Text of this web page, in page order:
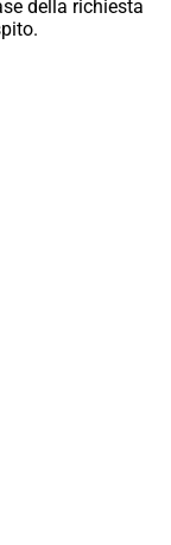
della richiesta